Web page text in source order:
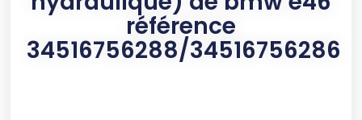
référence
34516756288/34516756286